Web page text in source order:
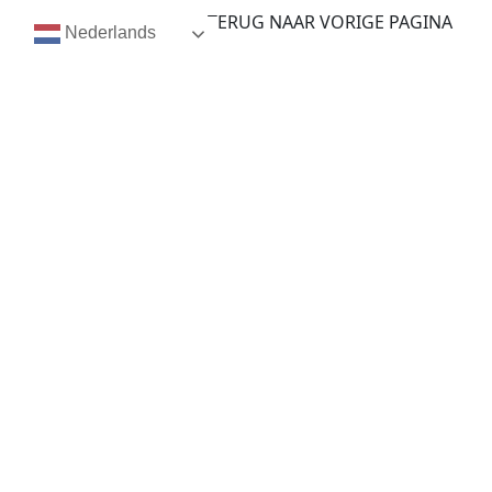
TERUG NAAR VORIGE PAGINA
Nederlands